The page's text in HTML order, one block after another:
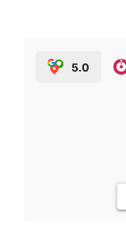
5.0